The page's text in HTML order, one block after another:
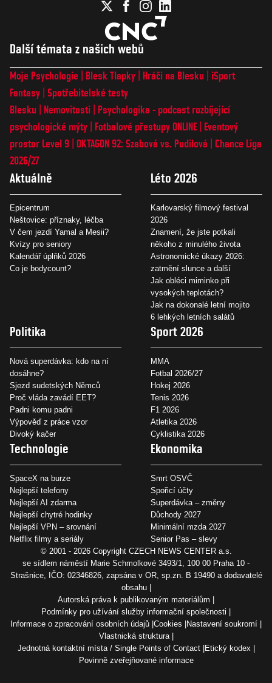
Další témata z našich webů
Moje Psychologie Blesk Tlapky Hráči na Blesku
iSport
Fantasy Spotřebitelské testy
Blesku
Nemovitosti
Psychologika - podcast rozbíjející
psychologické mýty
Fotbalové přestupy ONLINE
Eventový
prostor Level 9 OKTAGON 92: Szabová vs. Pudilová
Chance Liga
2026/27
Aktuálně
Epicentrum
Neštovice: příznaky, léčba
V čem jezdí Yamal a Mesii?
Kvízy pro seniory
Kalendář úplňků 2026
Co je bodycount?
Léto 2026
Karlovarský filmový festival
2026
Znamení, že jste potkali
někoho z minulého života
Astronomické úkazy 2026:
zatmění slunce a další
Jak obléci miminko při
vysokých teplotách?
Jak na dokonalé letní mojito
6 lehkých letních salátů
Politika
Nová superdávka: kdo na ní
dosáhne?
Sjezd sudetských Němců
Proč vláda zavádí EET?
Padni komu padni
Výpověď z práce vzor
Divoký kačer
Sport 2026
MMA
Fotbal 2026/27
Hokej 2026
Tenis 2026
F1 2026
Atletika 2026
Cyklistika 2026
Technologie
SpaceX na burze
Nejlepší telefony
Nejlepší AI zdarma
Nejlepší chytré hodinky
Nejlepší VPN – srovnání
Netflix filmy a seriály
Ekonomika
Smrt OSVČ
Spořicí účty
Superdávka – změny
Důchody 2027
Minimální mzda 2027
Senior Pas – slevy
© 2001 - 2026 Copyright CZECH NEWS CENTER a.s.
se sídlem náměstí Marie Schmolkové 3493/1, 100 00 Praha 10 -
Strašnice, IČO: 02346826, zapsána v OR, sp.zn. B 19490 a dodavatelé
obsahu
Autorská práva k publikovaným materiálům
Podmínky pro užívání služby informační společnosti
Informace o zpracování osobních údajů Cookies
Nastavení soukromí
Vlastnická struktura
Jednotná kontaktní místa / Single Points of Contact
Etický kodex
Povinně zveřejňované informace